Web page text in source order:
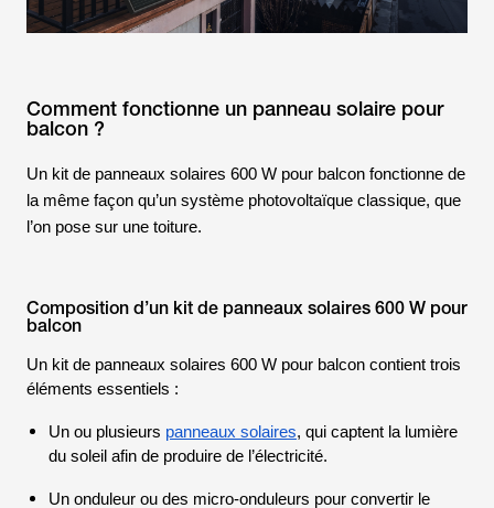
Comment fonctionne un panneau solaire pour
balcon ?
Un kit de panneaux solaires 600 W pour balcon fonctionne de
la même façon qu’un système photovoltaïque classique, que
l’on pose sur une toiture.
Composition d’un kit de panneaux solaires 600 W pour
balcon
Un kit de panneaux solaires 600 W pour balcon contient trois
éléments essentiels :
Un ou plusieurs panneaux solaires, qui captent la lumière
du soleil afin de produire de l’électricité.
Un onduleur ou des micro-onduleurs pour convertir le